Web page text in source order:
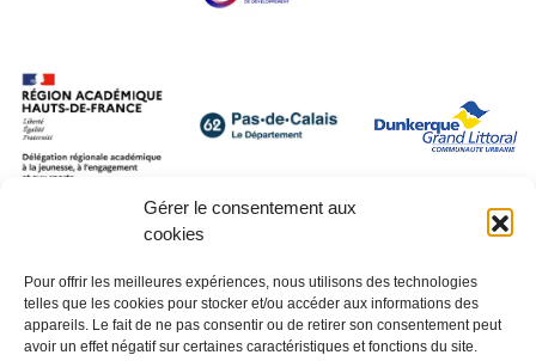
Gérer le consentement aux
cookies
Pour offrir les meilleures expériences, nous utilisons des technologies
telles que les cookies pour stocker et/ou accéder aux informations des
appareils. Le fait de ne pas consentir ou de retirer son consentement peut
avoir un effet négatif sur certaines caractéristiques et fonctions du site.